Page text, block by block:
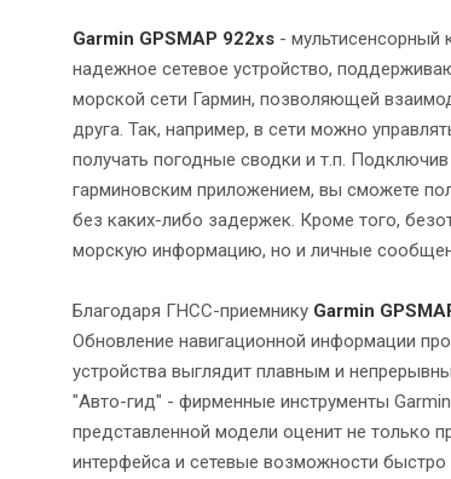
Garmin GPSMAP 922xs - мультисенсорный
надежное сетевое устройство,
морской сети Гармин, позволяющей
друга. Так, например, в сети можно
получать погодные сводки и т.п.
гарминовским приложением, вы сможете
без каких-либо задержек. Кроме того,
морскую информацию, но и личные
Благодаря ГНСС-приемнику Garmin
Обновление навигационной информации
устройства выглядит плавным и
"Авто-гид" - фирменные инструменты
представленной модели оценит не только
интерфейса и сетевые возможности